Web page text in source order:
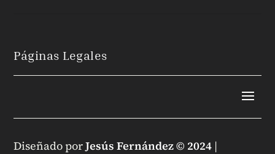
Páginas Legales
Diseñado porJesús Fernández © 2024 |